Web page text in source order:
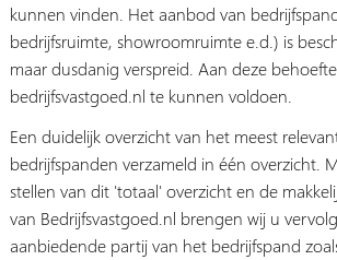
kunnen vinden. Het aanbod van
bedrijfsruimte, showroomruimte e.d.) is
maar dusdanig verspreid. Aan deze
bedrijfsvastgoed.nl te kunnen voldoen.
Een duidelijk overzicht van het meest
bedrijfspanden verzameld in één overzicht.
stellen van dit 'totaal' overzicht en de
van Bedrijfsvastgoed.nl brengen wij u
aanbiedende partij van het bedrijfspand